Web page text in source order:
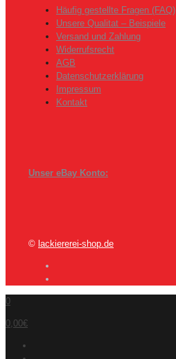
Häufig gestellte Fragen (FAQ)
Unsere Qualitat – Beispiele
Versand und Zahlung
Widerrufsrecht
AGB
Datenschutzerklärung
Impressum
Kontakt
Unser eBay Konto:
© lackiererei-shop.de
0
0,00€